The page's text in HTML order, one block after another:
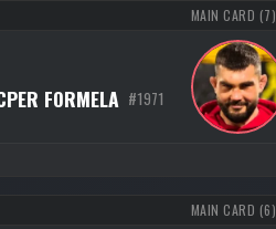
MAIN CARD (7)
FORMELA #1971
MAIN CARD (6)